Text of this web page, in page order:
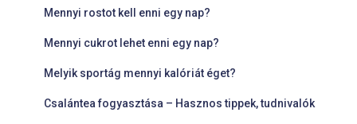
Mennyi rostot kell enni egy nap?
Mennyi cukrot lehet enni egy nap?
Melyik sportág mennyi kalóriát éget?
Csalántea fogyasztása – Hasznos tippek, tudnivalók